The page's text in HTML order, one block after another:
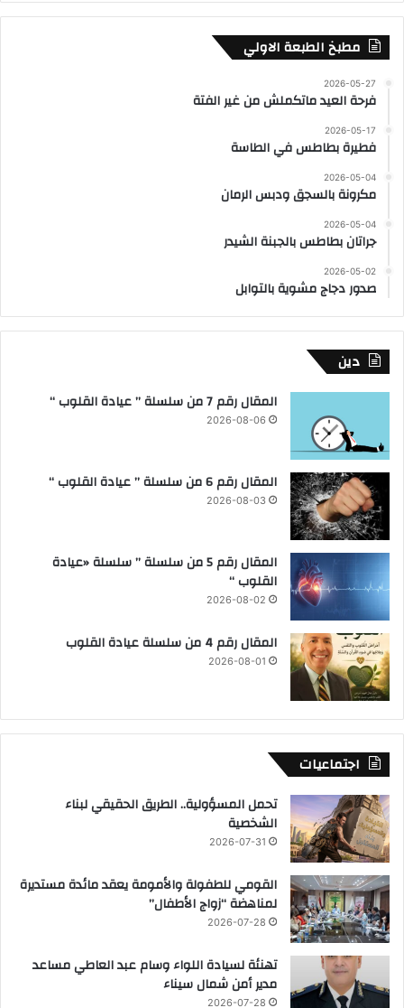
مطبخ الطبعة الاولي
2026-05-27
فرحة العيد ماتكملش من غير الفتة
2026-05-17
فطيرة بطاطس في الطاسة
2026-05-04
مكرونة بالسجق ودبس الرمان
2026-05-04
جراتان بطاطس بالجبنة الشيدر
2026-05-02
صدور دجاج مشوية بالتوابل
دين
المقال رقم 7 من سلسلة ” عيادة القلوب “
2026-08-06
المقال رقم 6 من سلسلة ” عيادة القلوب “
2026-08-03
المقال رقم 5 من سلسلة ” سلسلة «عيادة
القلوب “
2026-08-02
المقال رقم 4 من سلسلة عيادة القلوب
2026-08-01
اجتماعيات
تحمل المسؤولية.. الطريق الحقيقي لبناء
الشخصية
2026-07-31
القومي للطفولة والأمومة يعقد مائدة مستديرة
لمناهضة “زواج الأطفال”
2026-07-28
تهنئة لسيادة اللواء وسام عبد العاطي مساعد
مدير أمن شمال سيناء
2026-07-28